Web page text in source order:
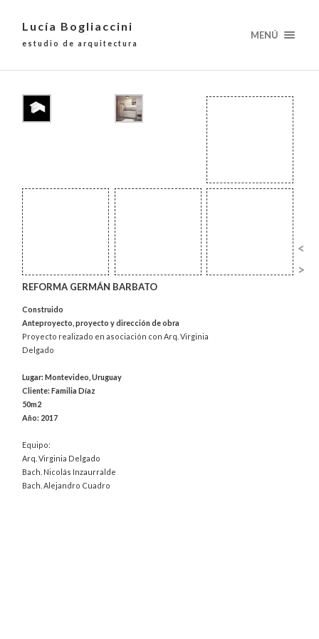
Lucía Bogliaccini
estudio de arquitectura
MENÚ
REFORMA GERMÁN BARBATO
Construido
Anteproyecto, proyecto y dirección de obra
Proyecto realizado en asociación con Arq. Virginia
Delgado
Lugar: Montevideo, Uruguay
Cliente: Familia Díaz
50m2
Año: 2017
Equipo:
Arq. Virginia Delgado
Bach. Nicolás Inzaurralde
Bach. Alejandro Cuadro
<
>